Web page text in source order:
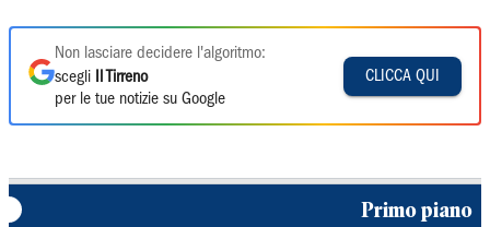
Non lasciare decidere l'algoritmo:
scegli
Il Tirreno
per le tue notizie su Google
CLICCA QUI
Primo piano